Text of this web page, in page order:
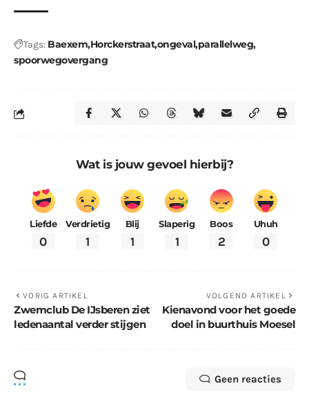
Tags: BaexemHorckerstraatongevalparallelweg
spoorwegovergang
Wat is jouw gevoel hierbij?
Liefde
0
Verdrietig
1
Blij
1
Slaperig
1
Boos
2
Uhuh
0
VORIG ARTIKEL
Zwemclub De IJsberen ziet
ledenaantal verder stijgen
VOLGEND ARTIKEL
Kienavond voor het goede
doel in buurthuis Moesel
Geen reacties